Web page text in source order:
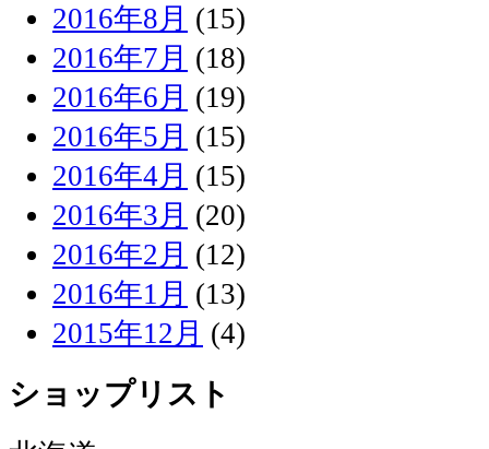
2016年8月 (15)
2016年7月 (18)
2016年6月 (19)
2016年5月 (15)
2016年4月 (15)
2016年3月 (20)
2016年2月 (12)
2016年1月 (13)
2015年12月 (4)
ショップリスト